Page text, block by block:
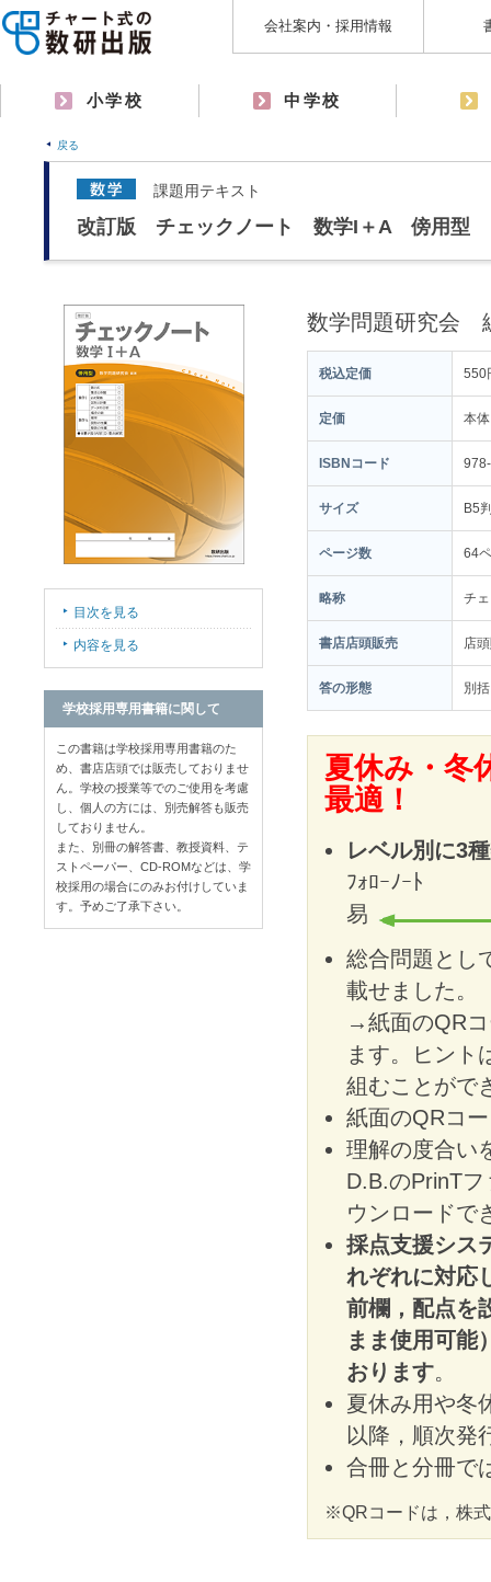
会社案内・採用情報
小学校 中学校
戻る
課題用テキスト
改訂版 チェックノート 数学I＋A 傍用型
数学問題研究会
税込定価 550
定価 本
ISBNコード
サイズ B5
ページ数 64
略称 チ
書店店頭販売 店
答の形態 別
夏休み・冬
最適！
レベル別に3
ﾌｫﾛ
易
総合問題とし
載せました。
→紙面のQR
ます。ヒント
組むことがで
紙面のQRコ
理解の度合い
D.B.のPrinT
ウンロードで
採点支援シス
れぞれに対応
前欄，配点を
まま使用可能
おります。
夏休み用や冬
以降，順次発
合冊と分冊で
※QRコードは，株
目次を見る
内容を見る
学校採用専用書籍に関して
この書籍は学校採用専用書籍のた
め、書店店頭では販売しておりませ
ん。学校の授業等でのご使用を考慮
し、個人の方には、別売解答も販売
しておりません。
また、別冊の解答書、教授資料、テ
ストペーパー、CD-ROMなどは、学
校採用の場合にのみお付けしていま
す。予めご了承下さい。